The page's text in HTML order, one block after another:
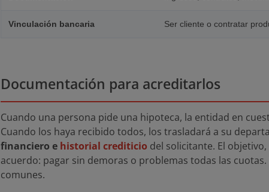
Vinculación bancaria Ser cliente o contratar
Documentación para acreditarlos
Cuando una persona pide una hipoteca, la entidad en
Cuando los haya recibido todos, los trasladará a su
financiero e historial crediticio del solicitante. El
acuerdo: pagar sin demoras o problemas todas las
comunes.